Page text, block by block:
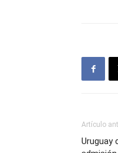
Artículo
Uruguay